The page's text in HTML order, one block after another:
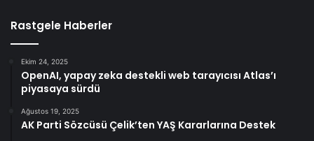
Rastgele Haberler
Ekim 24, 2025
OpenAI, yapay zeka destekli web tarayıcısı Atlas’ı
piyasaya sürdü
Ağustos 19, 2025
AK Parti Sözcüsü Çelik’ten YAŞ Kararlarına Destek